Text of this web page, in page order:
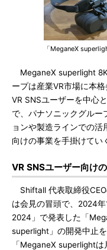
「MeganeX
MeganeX superlight
ープは産業VR市場に本
VR SNSユーザーを中心
で、パナソニックグルー
ョンや製造ラインでの活
向けの事業を手掛けてい
VR SNSユーザー向け
Shiftall 代表取締役
は会見の冒頭で、2024年
2024」で発表した「
superlight」の開発中止を
「MeganeX superlight